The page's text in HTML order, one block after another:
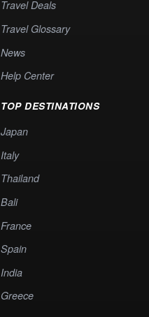
Travel Deals
Travel Glossary
News
Help Center
TOP DESTINATIONS
Japan
Italy
Thailand
Bali
France
Spain
India
Greece